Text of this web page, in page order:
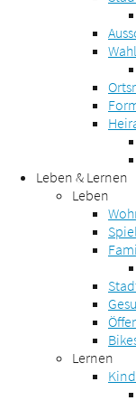
Leben & Lernen
Leben
Lernen